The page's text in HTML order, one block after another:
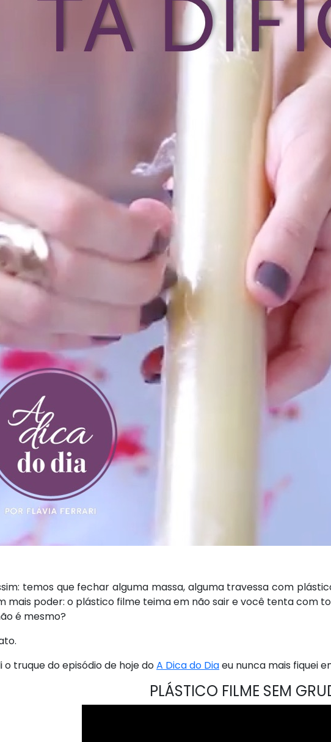
temos que fechar alguma massa, alguma travessa com
mais poder: o plástico filme teima em não sair e você tenta com
é mesmo?
o truque do episódio de hoje doA Dica do Diaeu nunca mais fiquei
PLÁSTICO FILME SEM